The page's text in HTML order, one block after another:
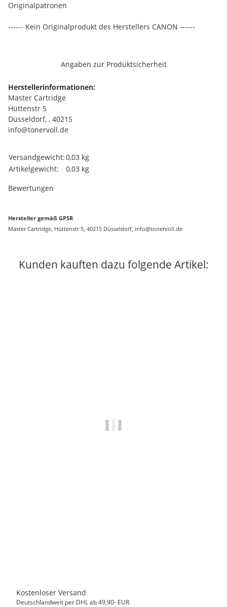
Originalpatronen
------ Kein Originalprodukt des Herstellers CANON ------
Angaben zur Produktsicherheit
Herstellerinformationen:
Master Cartridge
Hüttenstr 5
Düsseldorf, , 40215
info@tonervoll.de
Produkteigenschaft
Wert
Versandgewicht:0,03 kg
Artikelgewicht:
0,03 kg
Bewertungen
Hersteller gemäß GPSR
Master Cartridge, Hüttenstr 5, 40215 Düsseldorf, info@tonervoll.de
Kunden kauften dazu folgende Artikel:
Kostenloser Versand
Deutschlandweit per DHL ab 49,90- EUR